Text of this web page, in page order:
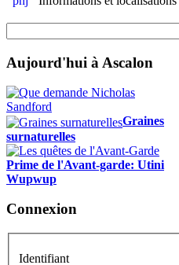
Aujourd'hui à Ascalon
Graines
surnaturelles
Prime de l'Avant-garde: Utini
Wupwup
Connexion
Identifiant